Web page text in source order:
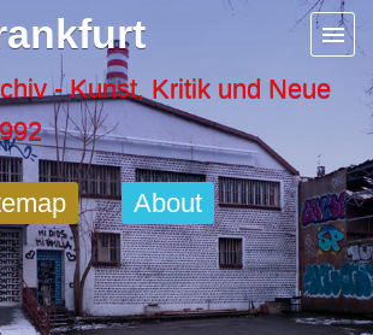
- Kunst, Kritik und Neue
About
Ausflug